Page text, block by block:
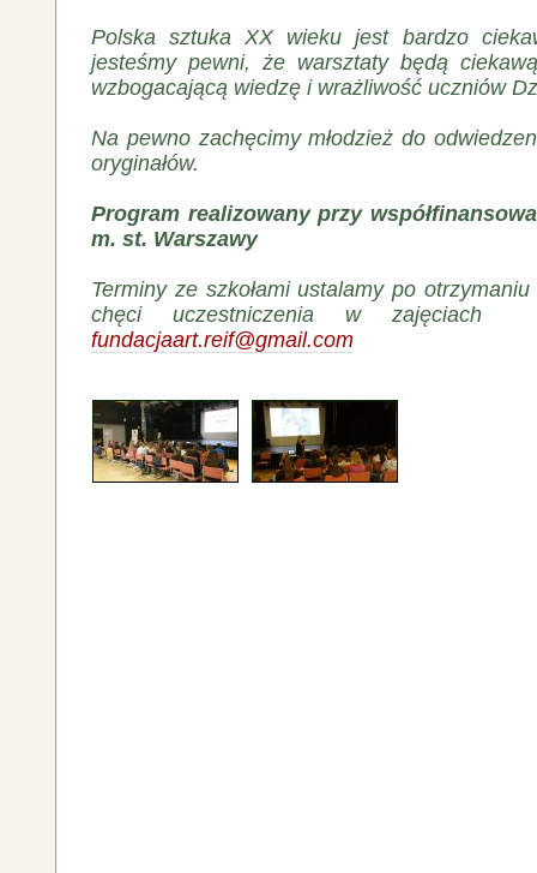
Polska sztuka XX wieku jest bardzo
jesteśmy pewni, że warsztaty będą
wzbogacającą wiedzę i wrażliwość uczniów
Na pewno zachęcimy młodzież do
oryginałów.
Program realizowany przy
m. st. Warszawy
Terminy ze szkołami ustalamy po
chęci uczestniczenia w zajęciach
fundacjaart.reif@gmail.com